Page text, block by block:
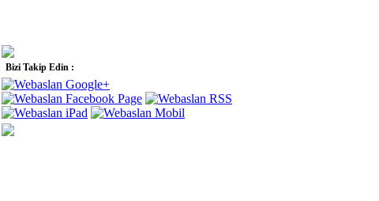
Bizi Takip Edin :